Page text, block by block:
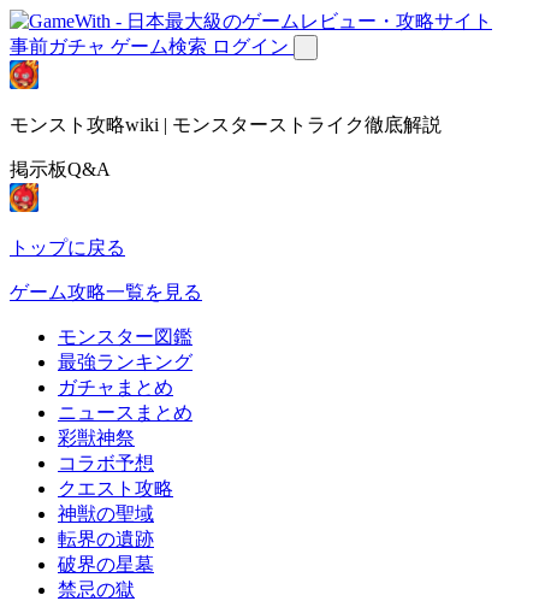
事前ガチャ ゲーム検索 ログイン
モンスト攻略wiki | モンスターストライク徹底解説
掲示板Q&A
トップに戻る
ゲーム攻略一覧を見る
モンスター図鑑
最強ランキング
ガチャまとめ
ニュースまとめ
彩獣神祭
コラボ予想
クエスト攻略
神獣の聖域
転界の遺跡
破界の星墓
禁忌の獄